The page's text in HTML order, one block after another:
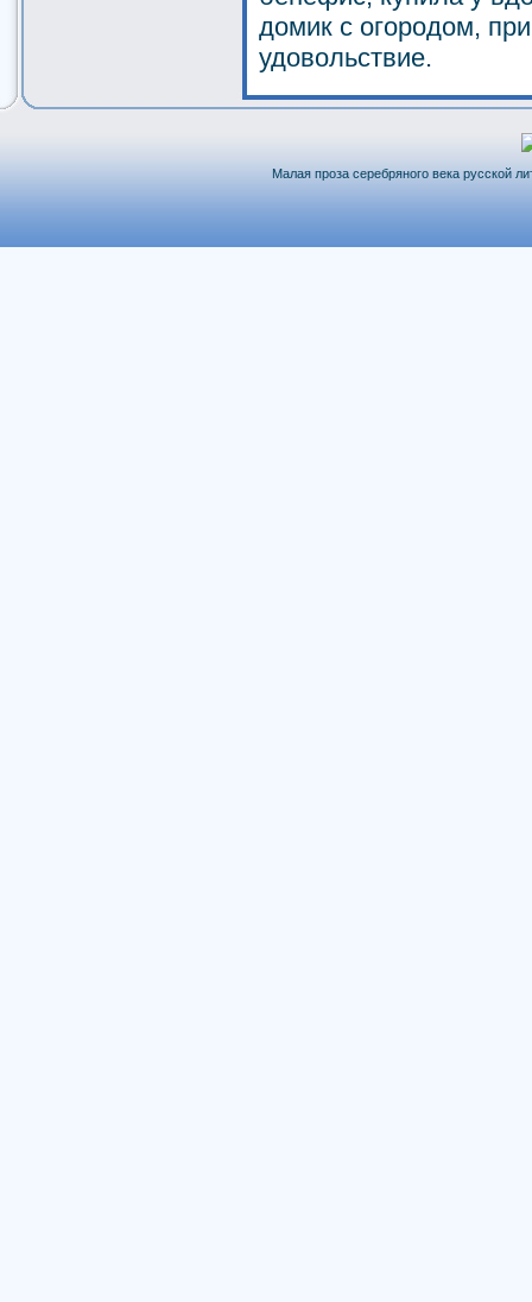
домик с огородом,
удовольствие.
Малая проза серебряного века русской